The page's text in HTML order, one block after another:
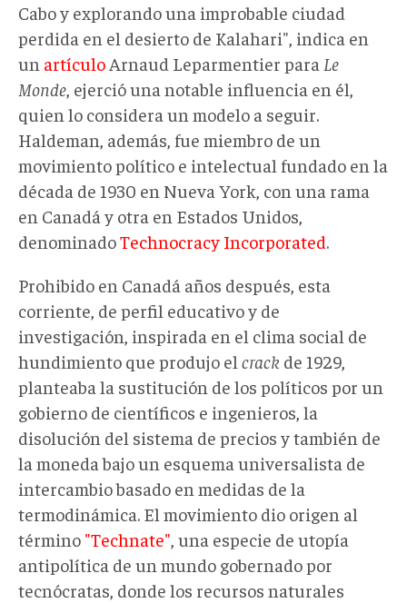
Cabo y explorando una improbable ciudad
perdida en el desierto de Kalahari", indica en
un artículo Arnaud Leparmentier para Le
Monde, ejerció una notable influencia en él,
quien lo considera un modelo a seguir.
Haldeman, además, fue miembro de un
movimiento político e intelectual fundado en la
década de 1930 en Nueva York, con una rama
en Canadá y otra en Estados Unidos,
denominadoTechnocracy Incorporated.
Prohibido en Canadá años después, esta
corriente, de perfil educativo y de
investigación, inspirada en el clima social de
hundimiento que produjo el crack de 1929,
planteaba la sustitución de los políticos por un
gobierno de científicos e ingenieros, la
disolución del sistema de precios y también de
la moneda bajo un esquema universalista de
intercambio basado en medidas de la
termodinámica. El movimiento dio origen al
término "Technate", una especie de utopía
antipolítica de un mundo gobernado por
tecnócratas, donde los recursos naturales